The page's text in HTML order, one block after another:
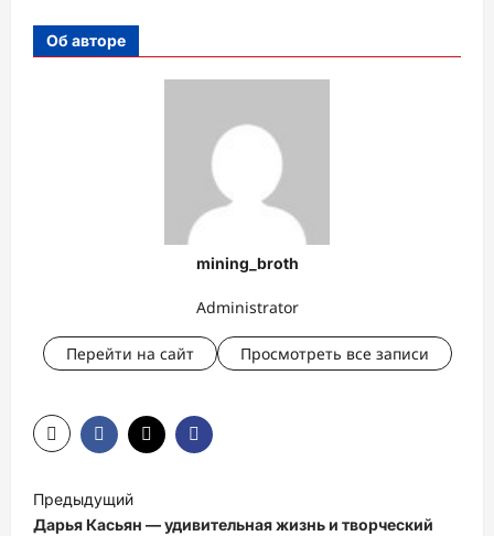
Об авторе
mining_broth
Administrator
Перейти на сайт Просмотреть все записи
Н
а
Предыдущий
Дарья Касьян — удивительная жизнь и творческий